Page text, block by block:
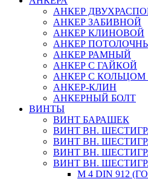
АНКЕР
АНКЕР ЗАБИВНОЙ
АНКЕР КЛИНОВОЙ
АНКЕР
АНКЕР РАМНЫЙ
АНКЕР С ГАЙКОЙ
АНКЕР С
АНКЕР-КЛИН
АНКЕРНЫЙ БОЛТ
ВИНТЫ
ВИНТ БАРАШЕК
ВИНТ ВН.
ВИНТ ВН.
ВИНТ ВН.
ВИНТ ВН.
М 4 DIN 912